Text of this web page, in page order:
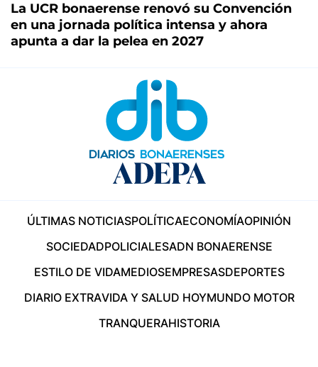
La UCR bonaerense renovó su Convención
en una jornada política intensa y ahora
apunta a dar la pelea en 2027
ÚLTIMAS NOTICIASPOLÍTICAECONOMÍAOPINIÓN
SOCIEDADPOLICIALESADN BONAERENSE
ESTILO DE VIDAMEDIOSEMPRESASDEPORTES
DIARIO EXTRAVIDA Y SALUD HOYMUNDO MOTOR
TRANQUERAHISTORIA